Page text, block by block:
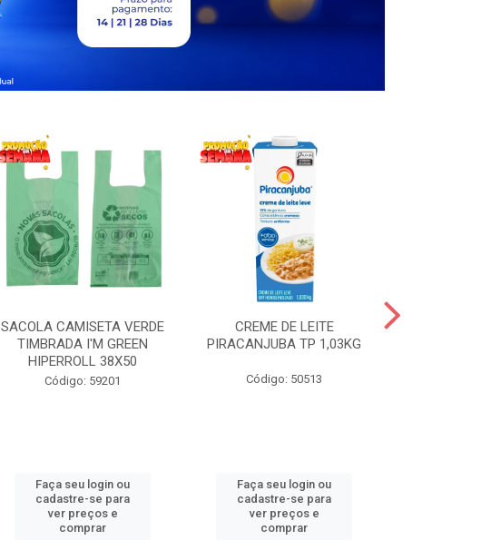
SACOLA CAMISETA VERDE
TIMBRADA I'M GREEN
HIPERROLL 38X50
Código: 59201
Faça seu login ou
cadastre-se para
ver preços e
comprar
CREME DE LEITE
PIRACANJUBA TP 1,03KG
Código: 50513
Faça seu login ou
cadastre-se para
ver preços e
comprar